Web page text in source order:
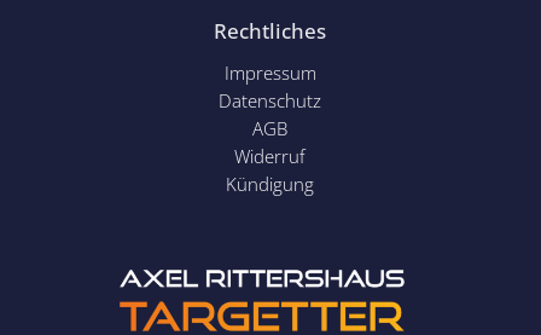
Rechtliches
Impressum
Datenschutz
AGB
Widerruf
Kündigung